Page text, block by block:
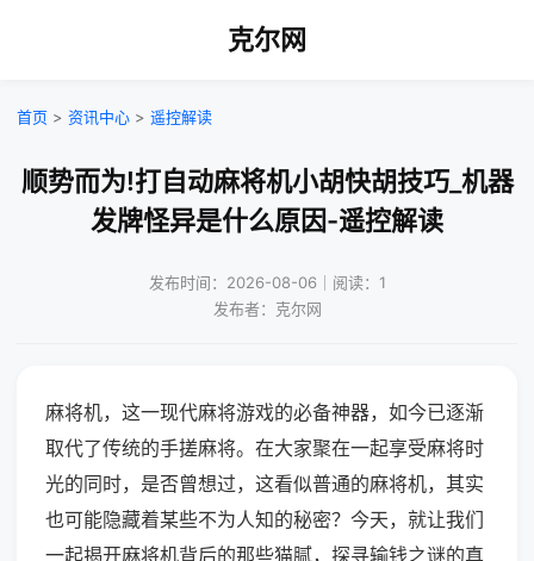
克尔网
首页 > 资讯中心 > 遥控解读
顺势而为!打自动麻将机小胡快胡技巧_机器
发牌怪异是什么原因-遥控解读
发布时间：2026-08-06｜阅读：1
发布者：克尔网
麻将机，这一现代麻将游戏的必备神器，如今已逐渐
取代了传统的手搓麻将。在大家聚在一起享受麻将时
光的同时，是否曾想过，这看似普通的麻将机，其实
也可能隐藏着某些不为人知的秘密？今天，就让我们
一起揭开麻将机背后的那些猫腻，探寻输钱之谜的真